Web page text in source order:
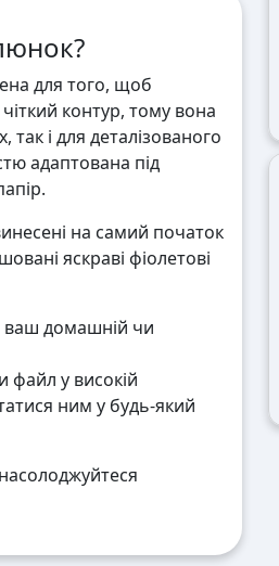
для того, щоб
контур, тому вона
і для деталізованого
адаптована під
на самий початок
яскраві фіолетові
ваш домашній чи
у високій
ним у будь-який